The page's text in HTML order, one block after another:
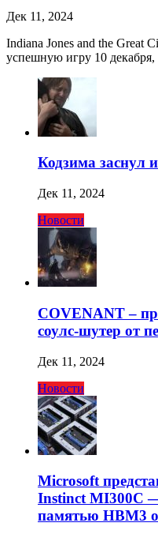
Дек 11, 2024
Indiana Jones and the Great
успешную игру 10
Кодзима заснул
Дек 11, 2024
Новости
COVENANT –
соулс-шутер от
Дек 11, 2024
Новости
Microsoft
Instinct MI300C
памятью HBM3